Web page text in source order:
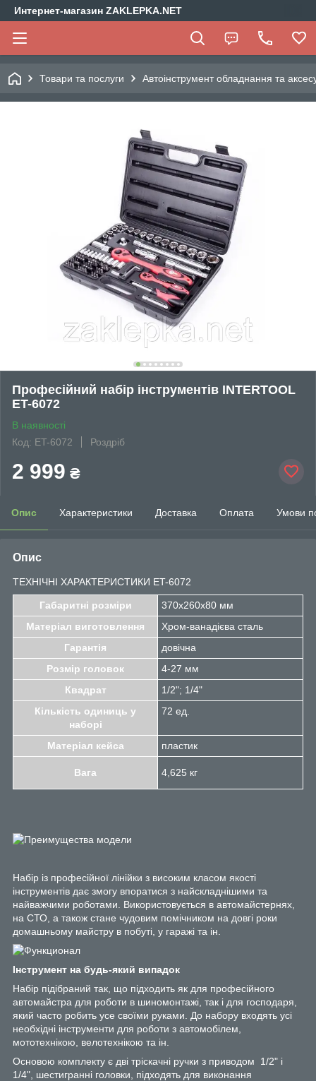
Интернет-магазин ZAKLEPKA.NET
Товари та послуги Автоінструмент обладнання та
Професійний набір інструментів INTERTOOL
ET-6072
В наявності
Код: ET-6072
Роздріб
2 999 ₴
Опис Характеристики Доставка Оплата Умови
Опис
ТЕХНІЧНІ ХАРАКТЕРИСТИКИ ET-6072
Габаритні розміри
370х260х80 мм
Матеріал виготовлення
Хром-ванадієва сталь
Гарантія
довічна
Розмір головок
4-27 мм
Квадрат
1/2"; 1/4"
Кількість одиниць у
наборі
72 ед.
Матеріал кейса пластик
Вага 4,625 кг
Набір із професійної лінійки з високим класом якості
інструментів дає змогу впоратися з найскладнішими та
найважчими роботами. Використовується в автомайстернях,
на СТО, а також стане чудовим помічником на довгі роки
домашньому майстру в побуті, у гаражі та ін.
Інструмент на будь-який випадок
Набір підібраний так, що підходить як для професійного
автомайстра для роботи в шиномонтажі, так і для господаря,
який часто робить усе своїми руками. До набору входять усі
необхідні інструменти для роботи з автомобілем,
мототехнікою, велотехнікою та ін.
Основою комплекту є дві тріскачні ручки з приводом 1/2" і
1/4", шестигранні головки, підходять для виконання